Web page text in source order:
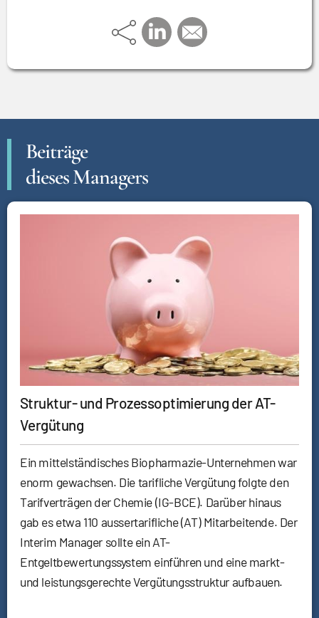
Beiträge
dieses Managers
Struktur- und Prozessoptimierung der AT-
Vergütung
Ein mittelständisches Biopharmazie-Unternehmen war
enorm gewachsen. Die tarifliche Vergütung folgte den
Tarifverträgen der Chemie (IG-BCE). Darüber hinaus
gab es etwa 110 aussertarifliche (AT) Mitarbeitende. Der
Interim Manager sollte ein AT-
Entgeltbewertungssystem einführen und eine markt-
und leistungsgerechte Vergütungsstruktur aufbauen.